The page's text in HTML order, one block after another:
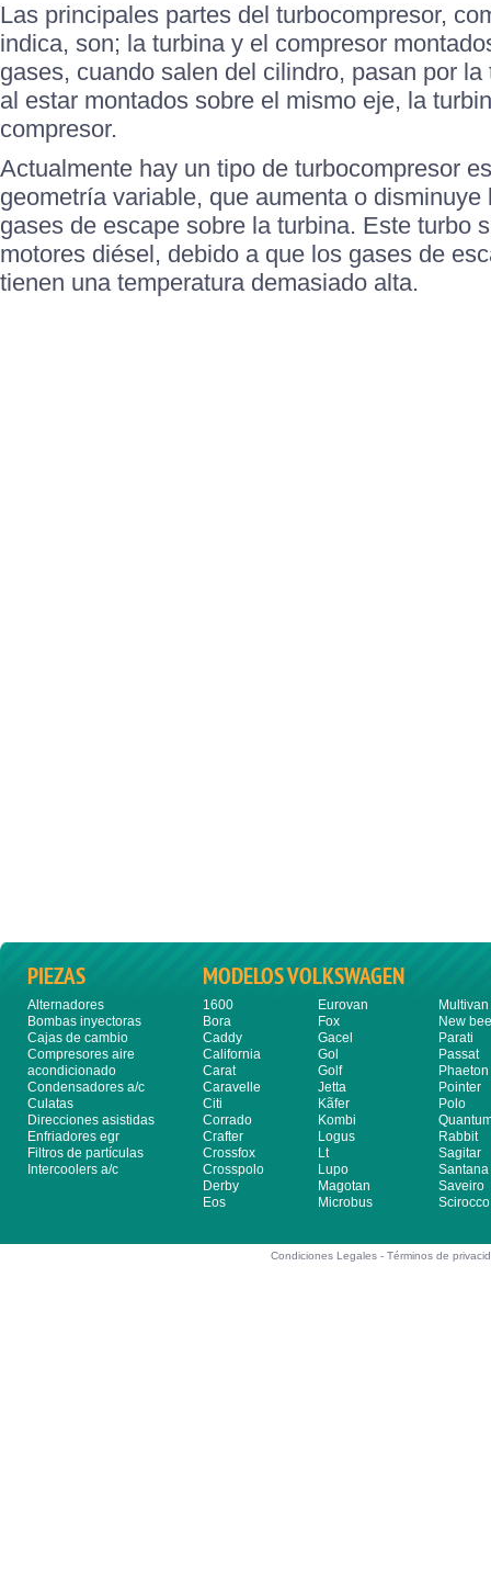
Las principales partes del turbocompresor,
indica, son; la turbina y el compresor
gases, cuando salen del cilindro, pasan por
al estar montados sobre el mismo eje, la
compresor.
Actualmente hay un tipo de turbocompresor
geometría variable, que aumenta o
gases de escape sobre la turbina. Este turbo
motores diésel, debido a que los gases de
tienen una temperatura demasiado alta.
PIEZAS
Alternadores
Bombas inyectoras
Cajas de cambio
Compresores aire
acondicionado
Condensadores a/c
Culatas
Direcciones asistidas
Enfriadores egr
Filtros de partículas
Intercoolers a/c
MODELOS VOLKSWAGEN
1600
Bora
Caddy
California
Carat
Caravelle
Citi
Corrado
Crafter
Crossfox
Crosspolo
Derby
Eos
Eurovan
Fox
Gacel
Gol
Golf
Jetta
Kãfer
Kombi
Logus
Lt
Lupo
Magotan
Microbus
Multivan
New
Parati
Passat
Phaeton
Pointer
Polo
Rabbit
Sagitar
Santana
Saveiro
Scirocco
Condiciones Legales -Términos de